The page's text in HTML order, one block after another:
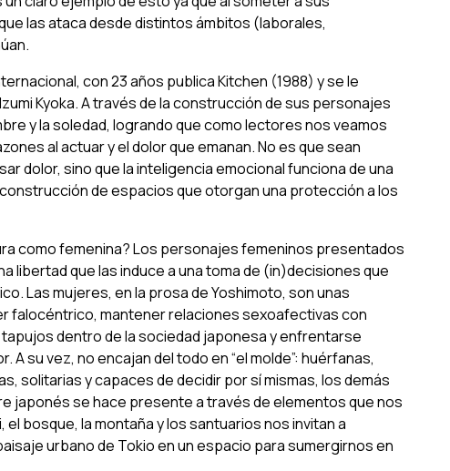
las ataca desde distintos ámbitos (laborales,
con 23 años publicaKitchen (1988) y se le
Kyoka. A través de la construcción de sus personajes
y la soledad, logrando que como lectores nos veamos
al actuar y el dolor que emanan. No es que sean
dolor, sino que la inteligencia emocional funciona de una
de espacios que otorgan una protección a los
comofemenina? Los personajes femeninos presentados
libertad que las induce a una toma de (in)decisiones que
Las mujeres, en la prosa de Yoshimoto, son unas
falocéntrico, mantener relaciones sexoafectivas con
dentro de la sociedad japonesa y enfrentarse
su vez, no encajan del todo en “el molde”: huérfanas,
solitarias y capaces de decidir por sí mismas, los demás
japonés se hace presente a través de elementos que nos
, el bosque, la montaña y los santuarios nos invitan a
urbano de Tokio en un espacio para sumergirnos en